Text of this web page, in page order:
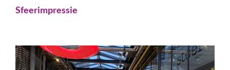
Sfeerimpressie